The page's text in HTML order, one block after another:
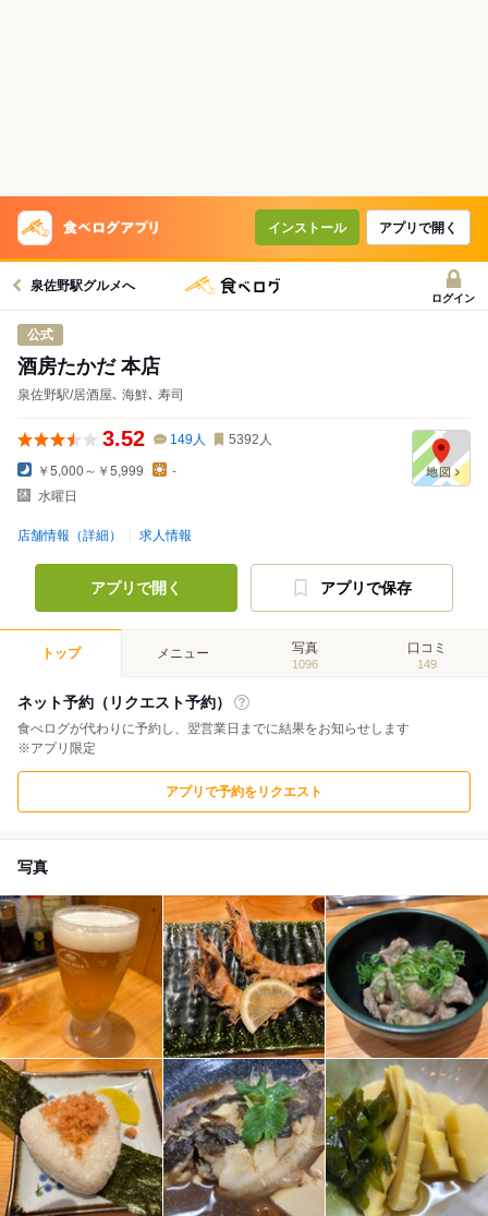
インストール アプリで開く
泉佐野駅グルメへ
ログイン
公式
酒房たかだ 本店
泉佐野駅/居酒屋､ 海鮮､ 寿司
3.52 149人 5392 人
￥5,000～￥5,999
-
水曜日
店舗情報（詳細） 求人情報
アプリで開く アプリで保存
トップ メニュー 写真
1096
口コミ
149
ネット予約（リクエスト予約）
食べログが代わりに予約し、翌営業日までに結果をお知らせします
※アプリ限定
アプリで予約をリクエスト
写真